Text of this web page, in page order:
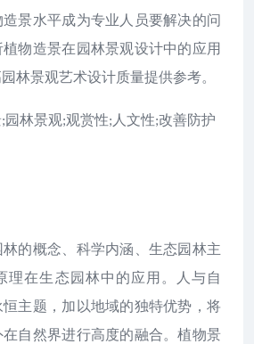
景水平成为专业人员要解决的问
物造景在园林景观设计中的应用
林景观艺术设计质量提供参考。
;园林景观;观赏性; 人文性;改善防护
的概念、科学内涵、生态园林主
理在生态园林中的应用。人与自
主题，加以地域的独特优势，将
在自然界进行高度的融合。植物景